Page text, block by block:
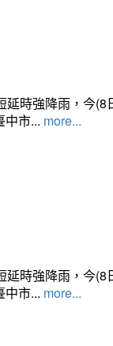
時強降雨，今
中市... more...
時強降雨，今
中市... more...